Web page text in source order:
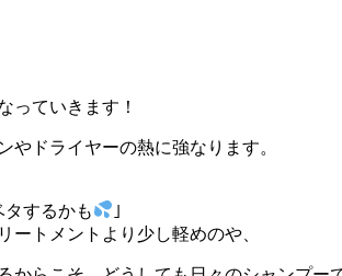
っていきます！
やドライヤーの熱に強なります。
するかも
｣
ートメントより少し軽めのや、